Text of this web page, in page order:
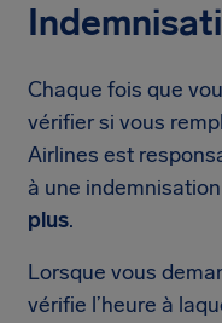
Chaque fois que
vérifier si vous
Airlines est
à une indemnisation
plus.
Lorsque vous
vérifie l’heure à